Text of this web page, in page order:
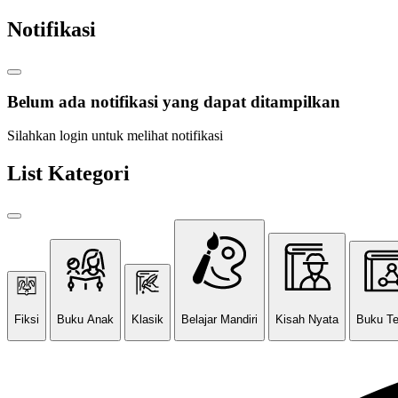
Notifikasi
Belum ada notifikasi yang dapat ditampilkan
Silahkan login untuk melihat notifikasi
List Kategori
Fiksi Buku Anak Klasik Belajar Mandiri Kisah Nyata Buku